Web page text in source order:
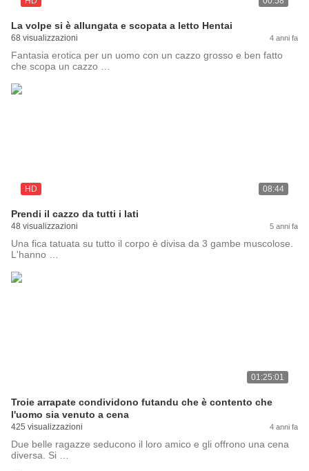
La volpe si è allungata e scopata a letto Hentai
68 visualizzazioni 4 anni fa
Fantasia erotica per un uomo con un cazzo grosso e ben fatto
che scopa un cazzo …
HD 08:44
Prendi il cazzo da tutti i lati
48 visualizzazioni 5 anni fa
Una fica tatuata su tutto il corpo è divisa da 3 gambe muscolose.
L'hanno …
01:25:01
Troie arrapate condividono futandu che è contento che
l'uomo sia venuto a cena
425 visualizzazioni 4 anni fa
Due belle ragazze seducono il loro amico e gli offrono una cena
diversa. Si …